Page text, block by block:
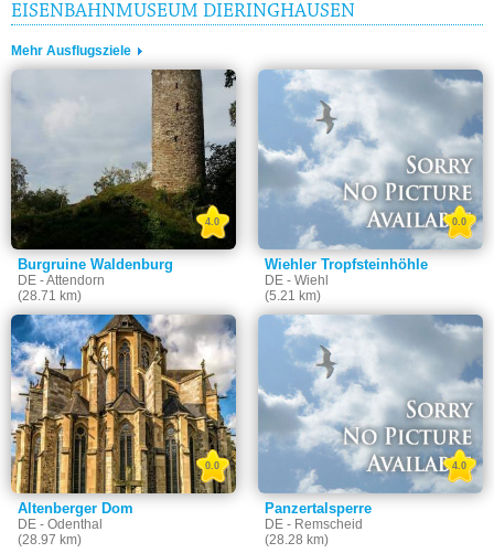
EISENBAHNMUSEUM DIERINGHAUSEN
Mehr Ausflugsziele
Burgruine Waldenburg
DE - Attendorn
(28.71 km)
4.0
Wiehler Tropfsteinhöhle
DE - Wiehl
(5.21 km)
0.0
Altenberger Dom
DE - Odenthal
(28.97 km)
0.0
Panzertalsperre
DE - Remscheid
(28.28 km)
4.0